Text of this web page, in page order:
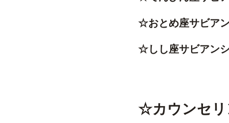
☆おとめ座サビア
☆しし座サビアン
☆カウンセリ